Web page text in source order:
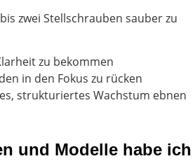
zwei Stellschrauben sauber zu
zu bekommen
in den Fokus zu rücken
strukturiertes Wachstum ebnen
und Modelle habe ich